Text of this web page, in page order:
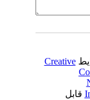
Creative